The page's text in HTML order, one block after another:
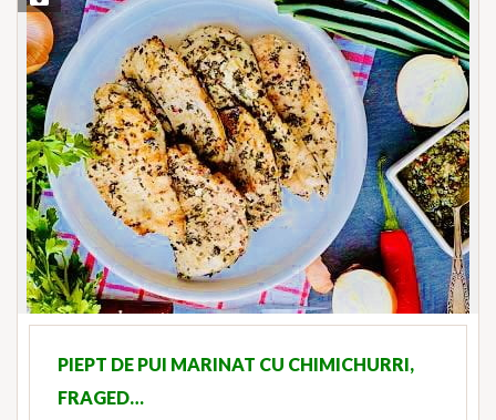
PIEPT DE PUI MARINAT CU CHIMICHURRI,
FRAGED…